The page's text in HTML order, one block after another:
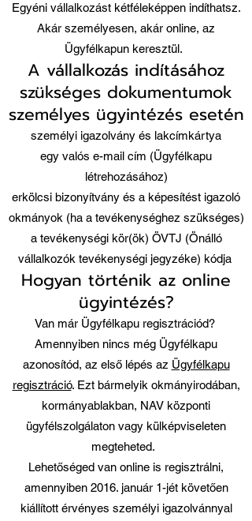
Egyéni vállalkozást kétféleképpen indíthatsz.
Akár személyesen, akár online, az
Ügyfélkapun keresztül.
A vállalkozás indításához
szükséges dokumentumok
személyes ügyintézés esetén
személyi igazolvány és lakcímkártya
egy valós e-mail cím (Ügyfélkapu
létrehozásához)
erkölcsi bizonyítvány és a képesítést igazoló
okmányok (ha a tevékenységhez szükséges)
a tevékenységi kör(ök) ÖVTJ (Önálló
vállalkozók tevékenységi jegyzéke) kódja
Hogyan történik az online
ügyintézés?
Van már Ügyfélkapu regisztrációd?
Amennyiben nincs még Ügyfélkapu
azonosítód, az első lépés az Ügyfélkapu
regisztráció. Ezt bármelyik okmányirodában,
kormányablakban, NAV központi
ügyfélszolgálaton vagy külképviseleten
megteheted.
Lehetőséged van online is regisztrálni,
amennyiben 2016. január 1-jét követően
kiállított érvényes személyi igazolvánnyal